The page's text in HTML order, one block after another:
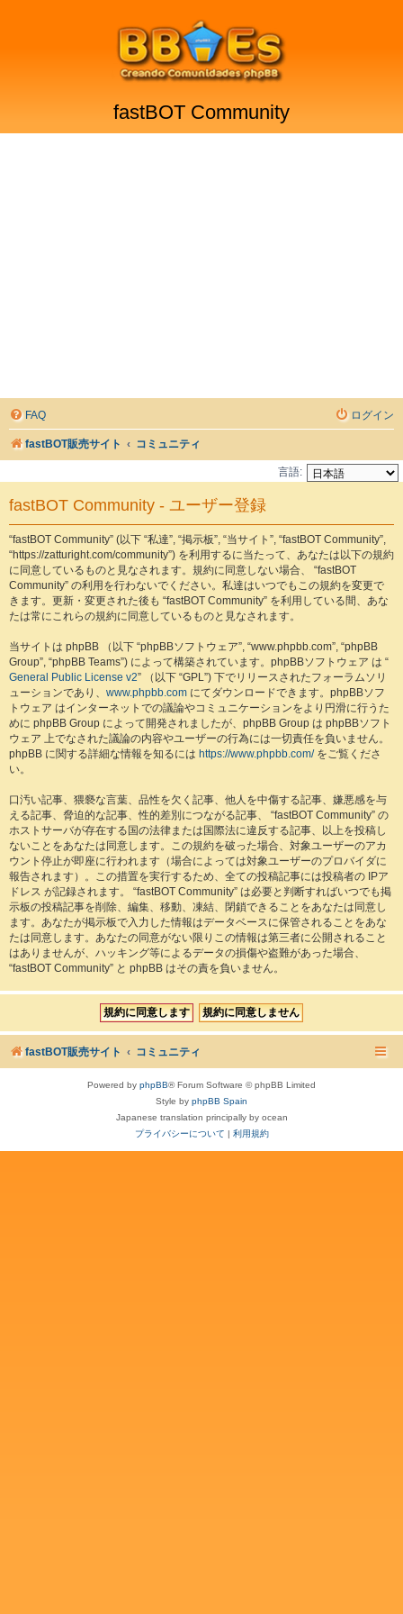
fastBOT Community
FAQ ログイン
fastBOT販売サイト コミュニティ
言語:
fastBOT Community - ユーザー登録
“fastBOT Community” (以下 “私達”, “掲示板”, “当サイト”, “fastBOT Community”,
“https://zatturight.com/community”) を利用するに当たって、あなたは以下の規約
に同意しているものと見なされます。規約に同意しない場合、 “fastBOT
Community” の利用を行わないでください。私達はいつでもこの規約を変更で
きます。更新・変更された後も “fastBOT Community” を利用している間、あな
たは常にこれらの規約に同意しているものと見なされます。
当サイトは phpBB （以下 “phpBBソフトウェア”, “www.phpbb.com”, “phpBB
Group”, “phpBB Teams”) によって構築されています。phpBBソフトウェア は “
General Public License v2” （以下 “GPL”) 下でリリースされたフォーラムソリ
ューションであり、 www.phpbb.com にてダウンロードできます。phpBBソフ
トウェア はインターネットでの議論やコミュニケーションをより円滑に行うた
めに phpBB Group によって開発されましたが、phpBB Group は phpBBソフト
ウェア 上でなされた議論の内容やユーザーの行為には一切責任を負いません。
phpBB に関する詳細な情報を知るには https://www.phpbb.com/をご覧くださ
い。
口汚い記事、猥褻な言葉、品性を欠く記事、他人を中傷する記事、嫌悪感を与
える記事、脅迫的な記事、性的差別につながる記事、 “fastBOT Community” の
ホストサーバが存在する国の法律または国際法に違反する記事、以上を投稿し
ないことをあなたは同意します。この規約を破った場合、対象ユーザーのアカ
ウント停止が即座に行われます（場合によっては対象ユーザーのプロバイダに
報告されます）。この措置を実行するため、全ての投稿記事には投稿者の IPア
ドレス が記録されます。 “fastBOT Community” は必要と判断すればいつでも掲
示板の投稿記事を削除、編集、移動、凍結、閉鎖できることをあなたは同意し
ます。あなたが掲示板で入力した情報はデータベースに保管されることをあな
たは同意します。あなたの同意がない限りこの情報は第三者に公開されること
はありませんが、ハッキング等によるデータの損傷や盗難があった場合、
“fastBOT Community” と phpBB はその責を負いません。
fastBOT販売サイト コミュニティ
Powered by phpBB® Forum Software © phpBB Limited
Style by phpBB Spain
Japanese translation principally by ocean
プライバシーについて
利用規約